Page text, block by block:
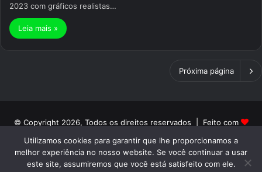
2023 com gráficos realistas…
Leia mais »
Próxima página
© Copyright 2026, Todos os direitos reservados | Feito com
por Patrick PH | Orgulhosamente hospedado por ON NETWORK
Início
Termos de Uso Politica de Privacidade
Utilizamos cookies para garantir que lhe proporcionamos a
melhor experiência no nosso website. Se você continuar a usar
este site, assumiremos que você está satisfeito com ele.